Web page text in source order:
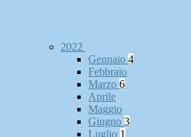
2022
Gennaio 4
Febbraio
Marzo 6
Aprile
Maggio
Giugno 3
Luglio 1